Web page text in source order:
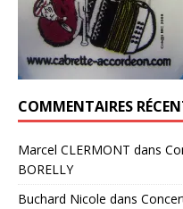
COMMENTAIRES
Marcel CLERMONT dans
BORELLY
Buchard Nicole dans